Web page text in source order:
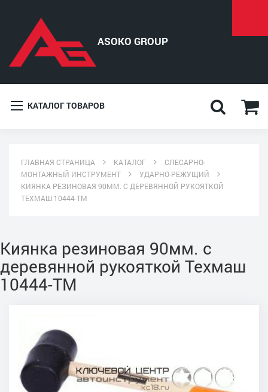
КАТАЛОГ ТОВАРОВ
ГЛАВНАЯ СТРАНИЦА КАТАЛОГ
СЛЕСАРНО-
МОНТАЖНЫЙ ИНСТРУМЕНТ
УДАРНО-РЕЖУЩИЙ
КИЯНКА РЕЗИНОВАЯ 90ММ. С ДЕРЕВЯННОЙ РУКОЯТКОЙ
ТЕХМАШ 10444-ТМ
Киянка резиновая 90мм. с
деревянной рукояткой Техмаш
10444-ТМ